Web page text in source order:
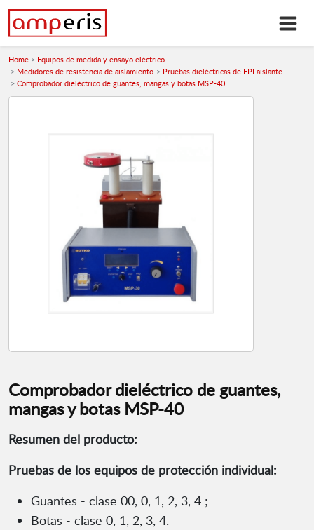
Home
Equipos de medida y ensayo eléctrico
Medidores de resistencia de aislamiento
Pruebas dieléctricas de EPI aislante
Comprobador dieléctrico de guantes, mangas y botas MSP-40
Comprobador dieléctrico de guantes,
mangas y botas MSP-40
Resumen del producto:
Pruebas de los equipos de protección individual:
Guantes - clase 00, 0, 1, 2, 3, 4 ;
Botas - clase 0, 1, 2, 3, 4.